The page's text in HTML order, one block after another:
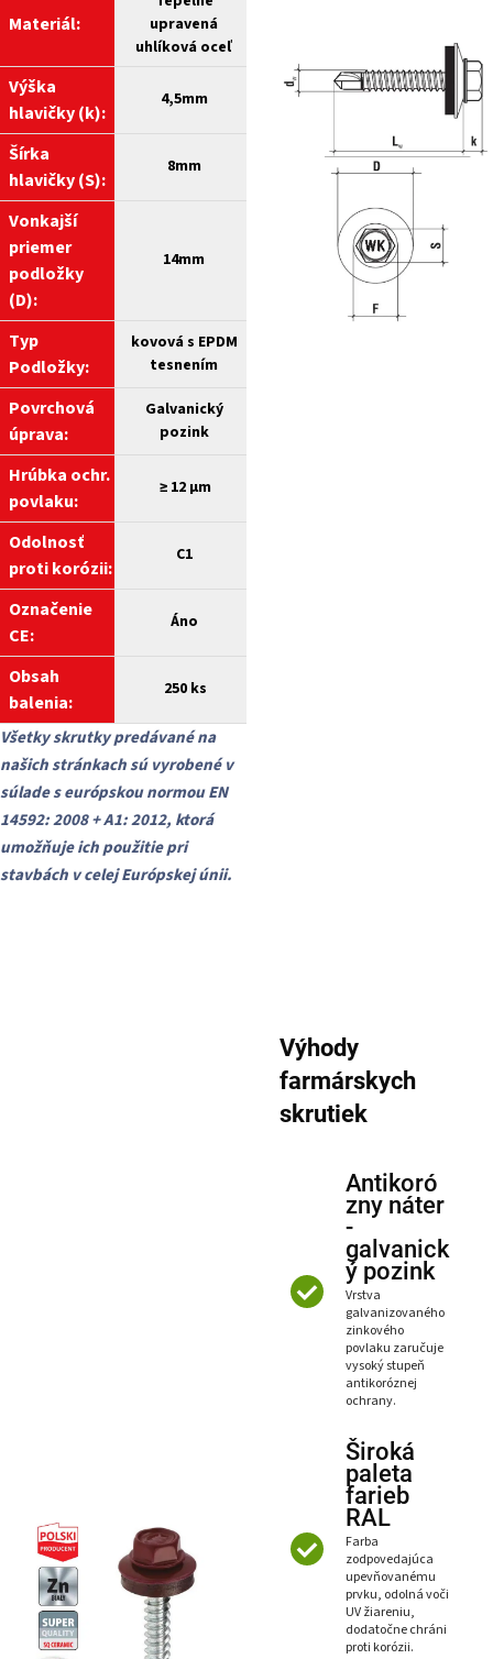
Materiál:
upravená
uhlíková oceľ
Výška
hlavičky (k):
4,5mm
Šírka
hlavičky (S):
8mm
Vonkajší
priemer
podložky
(D):
14mm
Typ
Podložky:
kovová s EPDM
tesnením
Povrchová
úprava:
Galvanický
pozink
Hrúbka ochr.
povlaku:
≥ 12 µm
Odolnosť
proti korózii:
C1
Označenie
CE:
Áno
Obsah
balenia:
250 ks
Všetky skrutky predávané na
našich stránkach sú vyrobené v
súlade s európskou normou EN
14592: 2008 + A1: 2012, ktorá
umožňuje ich použitie pri
stavbách v celej Európskej únii.
Výhody
farmárskych
skrutiek
Antikoró
zny náter
-
galvanick
ý pozink
Vrstva
galvanizovaného
zinkového
povlaku zaručuje
vysoký stupeň
antikoróznej
ochrany.
Široká
paleta
farieb
RAL
Farba
zodpovedajúca
upevňovanému
prvku, odolná voči
UV žiareniu,
dodatočne chráni
proti korózii.